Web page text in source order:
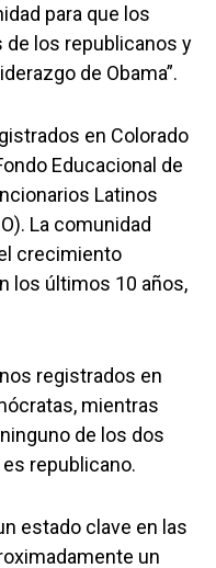
para que los
los republicanos y
de Obama”.
en Colorado
Educacional de
Latinos
La comunidad
crecimiento
los últimos 10 años,
registrados en
mientras
de los dos
republicano.
estado clave en las
un